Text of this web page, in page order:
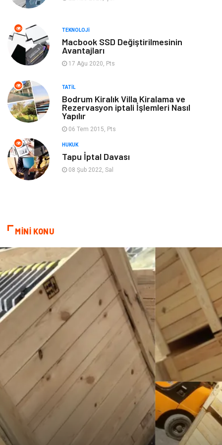
Turizm Spor Malzemeleri
Hediyelik Eşya
oyun alanları
Blogroll
Cruise
Güzellik
TEKNOLOJI
Macbook SSD Değiştirilmesinin
Avantajları
17 Ağu 2020, Pts
TATIL
Bodrum Kiralık Villa Kiralama ve
Rezervasyon iptali İşlemleri Nasıl
Yapılır
06 Tem 2015, Pts
HUKUK
Tapu İptal Davası
08 Şub 2022, Sal
MİNİ KONU